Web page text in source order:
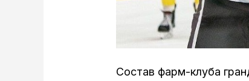
Состав фарм-клуба